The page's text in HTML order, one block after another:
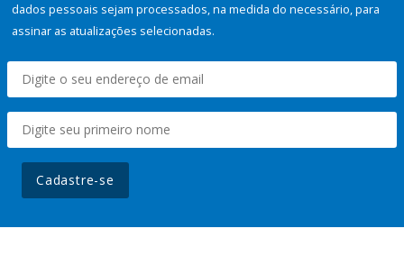
dados pessoais sejam processados, na medida do necessário, para
assinar as atualizações selecionadas.
Cadastre-se